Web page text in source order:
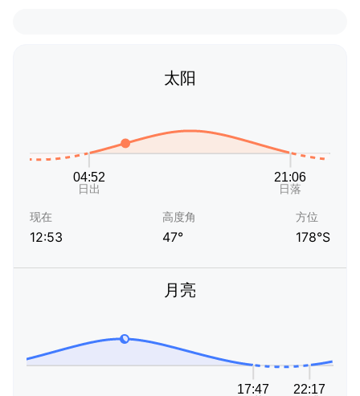
太阳
现在
12:53
高度角
47°
方位
178°S
月亮